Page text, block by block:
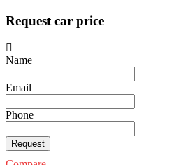
Request car price
Name
Email
Phone
Request